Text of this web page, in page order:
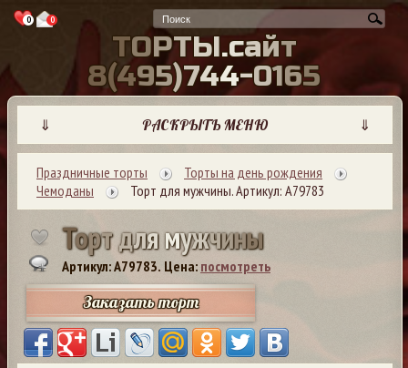
0 0
ТОРТЫ.сайт
8(495)744-0165
⇓ РАСКРЫТЬ МЕНЮ ⇓
Праздничные торты
Торты на день рождения
Чемоданы
Торт для мужчины. Артикул: А79783
Тортдлямужчины
Артикул: A79783. Цена: посмотреть
Заказать торт